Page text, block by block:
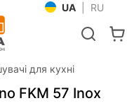
UA RU
для кухні
FKM 57 Inox